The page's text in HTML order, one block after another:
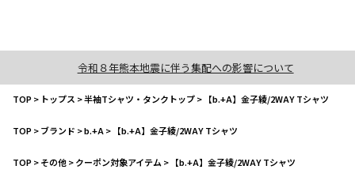
令和８年熊本地震に伴う集配への影響について
TOP> トップス >半袖Tシャツ・タンクトップ> 【b.+A】金子綾/2WAY Tシャツ
TOP>ブランド >b.+A> 【b.+A】金子綾/2WAY Tシャツ
TOP>その他>クーポン対象アイテム > 【b.+A】金子綾/2WAY Tシャツ